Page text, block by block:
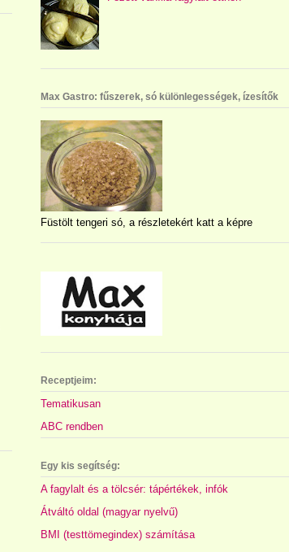
Max Gastro: fűszerek, só különlegességek, ízesítők
Füstölt tengeri só, a részletekért katt a képre
Receptjeim:
Tematikusan
ABC rendben
Egy kis segítség:
A fagylalt és a tölcsér: tápértékek, infók
Átváltó oldal (magyar nyelvű)
BMI (testtömegindex) számítása